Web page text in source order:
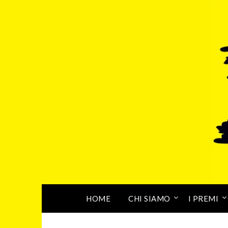
HOME CHI SIAMO I PREMI